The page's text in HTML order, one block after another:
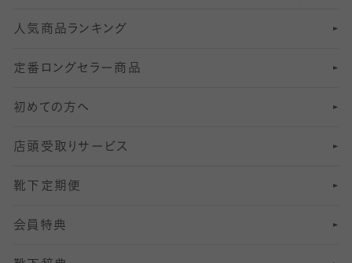
211デニールタイツ以上（防寒・厚手タイツ）
6 分丈レギンス
7 分丈 レギンス
8分丈 レギンス
10分丈 レギンス
12分丈レギンス
13分丈レギンス
オールスルーストッキング
冠婚葬祭向けソックス・靴下
スーツカジュアルソックス・靴下
ロングホーズ
ゴルフソックス・靴下
サッカー・フットサル用ソックス
ヨガソックス・靴下
スポーツ用レッグウォーマー
SSサイズ（21～23cm）
Sサイズ（22～25cm）
インナーソックス
加圧・着圧ソックス
冷えとり靴下
着圧・加圧タイツ
むくみ対策
足の疲れ対策
人気商品ランキング
定番ロングセラー商品
初めての方へ
店頭受取りサービス
靴下定期便
会員特典